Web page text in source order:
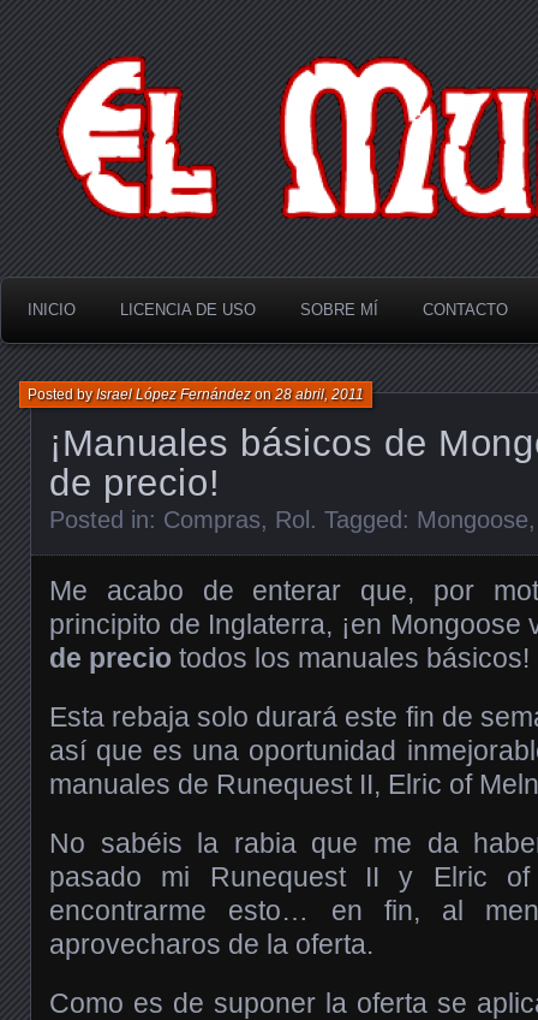
El Multiverso
INICIO LICENCIA DE USO SOBRE MÍ CONTACTO
¡Manuales básicos de
de precio!
Posted byIsrael López Fernándezon28 abril, 2011
Posted in: Compras, Rol . Tagged: Mongoose
Me acabo de enterar que, por
principito de Inglaterra, ¡en Mongoose
de precio todos los manuales básicos!
Esta rebaja solo durará este fin de
así que es una oportunidad
manuales de Runequest II, Elric of
No sabéis la rabia que me da
pasado mi Runequest II y Elric
encontrarme esto… en fin, al
aprovecharos de la oferta.
Como es de suponer la oferta se